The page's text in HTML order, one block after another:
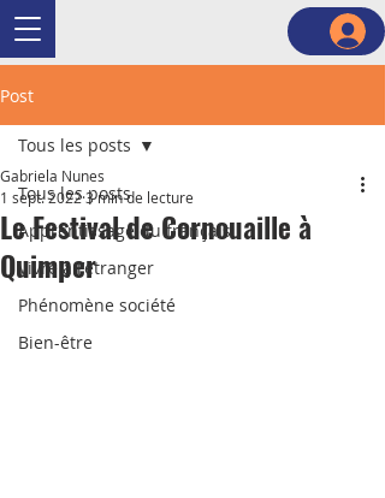
Post
Tous les posts
Apprentissage du français
Vivre à l'étranger
Phénomène société
Bien-être
Tous les posts
Le Festival de Cornouaille à
Quimper
Gabriela Nunes
1 sept. 20223 min de lecture